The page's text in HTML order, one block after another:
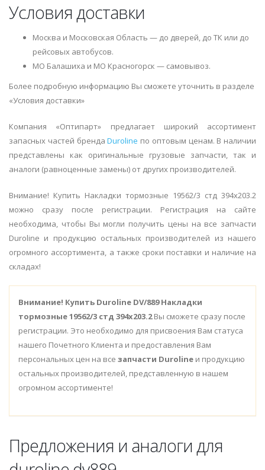
Условия доставки
Москва и Московская Область — до дверей, до ТК или до
рейсовых автобусов.
МО Балашиха и МО Красногорск — самовывоз.
Более подробную информацию Вы сможете уточнить в разделе
«Условия доставки»
Компания «Оптипарт» предлагает широкий ассортимент
запасных частей брендаDuroline по оптовым ценам. В наличии
представлены как оригинальные грузовые запчасти, так и
аналоги (равноценные замены) от других производителей.
Внимание! Купить Накладки тормозные 19562/3 стд 394x203.2
можно сразу после регистрации. Регистрация на сайте
необходима, чтобы Вы могли получить цены на все запчасти
Duroline и продукцию остальных производителей из нашего
огромного ассортимента, а также сроки поставки и наличие на
складах!
Внимание! Купить Duroline DV/889 Накладки
тормозные 19562/3 стд 394x203.2Вы сможете сразу после
регистрации. Это необходимо для присвоения Вам статуса
нашего Почетного Клиента и предоставления Вам
персональных цен на все запчасти Duroline и продукцию
остальных производителей, представленную в нашем
огромном ассортименте!
Предложения и аналоги для